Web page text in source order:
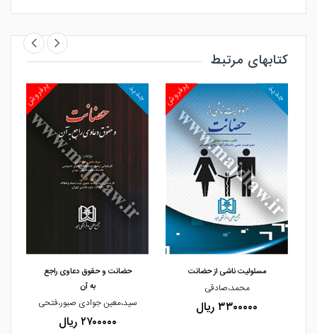
کتابهای مرتبط
مشاهده و خرید
پرفروش جدید
مسئولیت ناشی از حضانت
محمد،صادقی
۳۳۰۰۰۰۰ ریال
پرفروش جدید
حضانت و حقوق دعاوی راجع
به آن
سید،معین جوادی صبور،فتحی
۲۷۰۰۰۰۰ ریال